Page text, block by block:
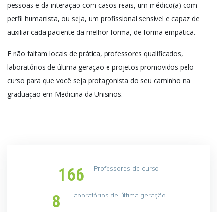
pessoas e da interação com casos reais, um médico(a) com
perfil humanista, ou seja, um profissional sensível e capaz de
auxiliar cada paciente da melhor forma, de forma empática.
E não faltam locais de prática, professores qualificados,
laboratórios de última geração e projetos promovidos pelo
curso para que você seja protagonista do seu caminho na
graduação em Medicina da Unisinos.
166 Professores do curso
8 Laboratórios de última geração